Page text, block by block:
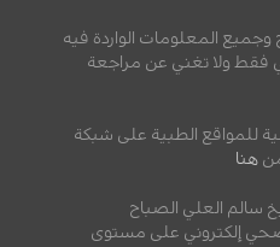
وجميع المعلومات الواردة فيه
ولا تغني عن مراجعة
للمواقع الطبية على شبكة
هنا
سالم العلي الصباح
إلكتروني على مستوى